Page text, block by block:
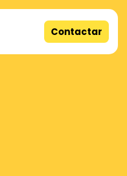
Contactar